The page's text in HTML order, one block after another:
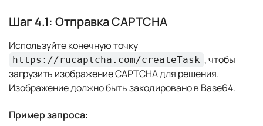
Шаг 4.1: Отправка CAPTCHA
Используйте конечную точку
https://rucaptcha.com/createTask , чтобы
загрузить изображение CAPTCHA для решения.
Изображение должно быть закодировано в Base64.
Пример запроса: